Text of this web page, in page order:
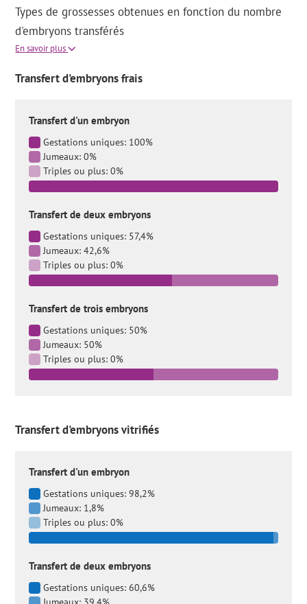
Types de grossesses obtenues en fonction du nombre
d'embryons transférés
En savoir plus
Transfert d'embryons frais
Transfert d'un embryon
Gestations uniques: 100%
Jumeaux: 0%
Triples ou plus: 0%
Transfert de deux embryons
Gestations uniques: 57,4%
Jumeaux: 42,6%
Triples ou plus: 0%
Transfert de trois embryons
Gestations uniques: 50%
Jumeaux: 50%
Triples ou plus: 0%
Transfert d'embryons vitrifiés
Transfert d'un embryon
Gestations uniques: 98,2%
Jumeaux: 1,8%
Triples ou plus: 0%
Transfert de deux embryons
Gestations uniques: 60,6%